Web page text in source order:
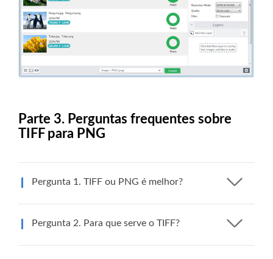
Parte 3. Perguntas frequentes sobre
TIFF para PNG
Pergunta 1. TIFF ou PNG é melhor?
Pergunta 2. Para que serve o TIFF?